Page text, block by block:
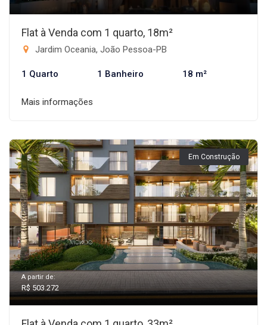
Flat à Venda com 1 quarto, 18m²
Jardim Oceania, João Pessoa-PB
1 Quarto 1 Banheiro 18 m²
Mais informações
Em Construção
A partir de:
R$ 503.272